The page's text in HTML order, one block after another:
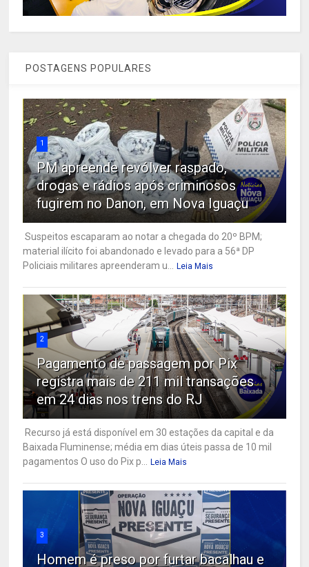
POSTAGENS POPULARES
1
PM apreende revólver raspado,
drogas e rádios após criminosos
fugirem no Danon, em Nova Iguaçu
Suspeitos escaparam ao notar a chegada do 20º BPM;
material ilícito foi abandonado e levado para a 56ª DP
Policiais militares apreenderam u... Leia Mais
2
Pagamento de passagem por Pix
registra mais de 211 mil transações
em 24 dias nos trens do RJ
Recurso já está disponível em 30 estações da capital e da
Baixada Fluminense; média em dias úteis passa de 10 mil
pagamentos O uso do Pix p... Leia Mais
3
Homem é preso por furtar bacalhau e